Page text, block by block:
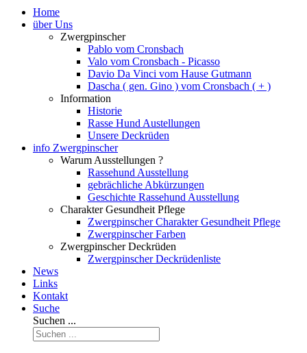
Home
über Uns
Zwergpinscher
Pablo vom Cronsbach
Valo vom Cronsbach - Picasso
Davio Da Vinci vom Hause Gutmann
Dascha ( gen. Gino ) vom Cronsbach ( + )
Information
Historie
Rasse Hund Austellungen
Unsere Deckrüden
info Zwergpinscher
Warum Ausstellungen ?
Rassehund Ausstellung
gebrächliche Abkürzungen
Geschichte Rassehund Ausstellung
Charakter Gesundheit Pflege
Zwergpinscher Charakter Gesundheit Pflege
Zwergpinscher Farben
Zwergpinscher Deckrüden
Zwergpinscher Deckrüdenliste
News
Links
Kontakt
Suche
Suchen ...